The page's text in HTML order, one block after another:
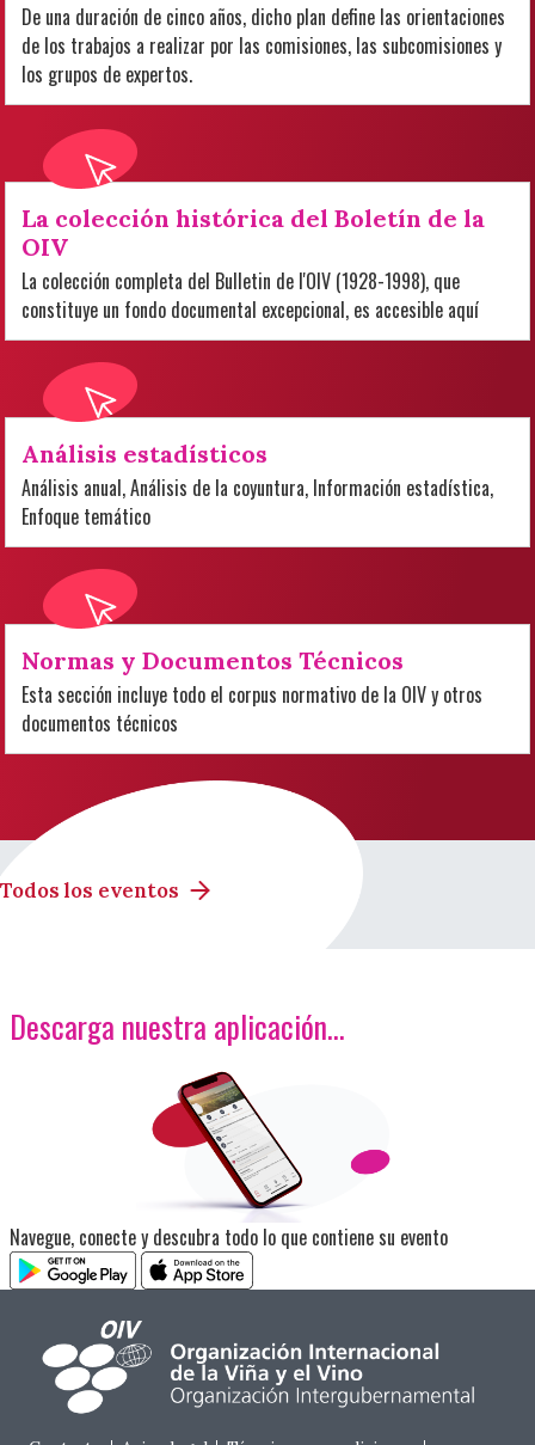
De una duración de cinco años, dicho plan define las orientaciones
de los trabajos a realizar por las comisiones, las subcomisiones y
los grupos de expertos.
La colección histórica del Boletín de la
OIV
La colección completa del Bulletin de l'OIV (1928-1998), que
constituye un fondo documental excepcional, es accesible aquí
Análisis estadísticos
Análisis anual, Análisis de la coyuntura, Información estadística,
Enfoque temático
Normas y Documentos Técnicos
Esta sección incluye todo el corpus normativo de la OIV y otros
documentos técnicos
Todos los eventos
Descarga nuestra aplicación…
<p>Imagen</p>
Navegue, conecte y descubra todo lo que contiene su evento